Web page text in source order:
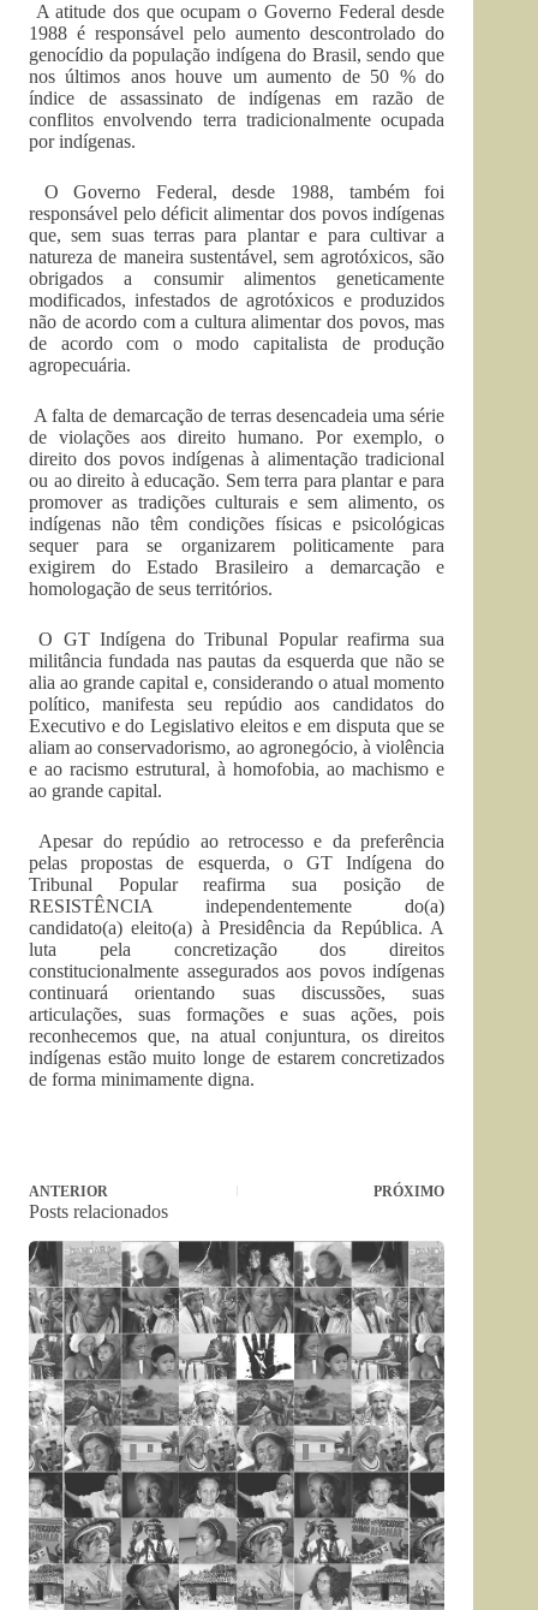
A atitude dos que ocupam o Governo Federal desde
1988 é responsável pelo aumento descontrolado do
genocídio da população indígena do Brasil, sendo que
nos últimos anos houve um aumento de 50 % do
índice de assassinato de indígenas em razão de
conflitos envolvendo terra tradicionalmente ocupada
por indígenas.
O Governo Federal, desde 1988, também foi
responsável pelo déficit alimentar dos povos indígenas
que, sem suas terras para plantar e para cultivar a
natureza de maneira sustentável, sem agrotóxicos, são
obrigados a consumir alimentos geneticamente
modificados, infestados de agrotóxicos e produzidos
não de acordo com a cultura alimentar dos povos, mas
de acordo com o modo capitalista de produção
agropecuária.
A falta de demarcação de terras desencadeia uma série
de violações aos direito humano. Por exemplo, o
direito dos povos indígenas à alimentação tradicional
ou ao direito à educação. Sem terra para plantar e para
promover as tradições culturais e sem alimento, os
indígenas não têm condições físicas e psicológicas
sequer para se organizarem politicamente para
exigirem do Estado Brasileiro a demarcação e
homologação de seus territórios.
O GT Indígena do Tribunal Popular reafirma sua
militância fundada nas pautas da esquerda que não se
alia ao grande capital e, considerando o atual momento
político, manifesta seu repúdio aos candidatos do
Executivo e do Legislativo eleitos e em disputa que se
aliam ao conservadorismo, ao agronegócio, à violência
e ao racismo estrutural, à homofobia, ao machismo e
ao grande capital.
Apesar do repúdio ao retrocesso e da preferência
pelas propostas de esquerda, o GT Indígena do
Tribunal Popular reafirma sua posição de
RESISTÊNCIA independentemente do(a)
candidato(a) eleito(a) à Presidência da República. A
luta pela concretização dos direitos
constitucionalmente assegurados aos povos indígenas
continuará orientando suas discussões, suas
articulações, suas formações e suas ações, pois
reconhecemos que, na atual conjuntura, os direitos
indígenas estão muito longe de estarem concretizados
de forma minimamente digna.
ANTERIOR PRÓXIMO
Posts relacionados